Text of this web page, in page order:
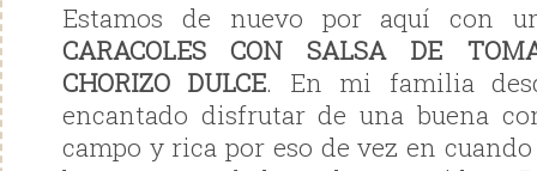
Estamos de nuevo por aquí con
CARACOLES CON SALSA DE
CHORIZO DULCE. En mi familia
encantado disfrutar de una buena
campo y rica por eso de vez en